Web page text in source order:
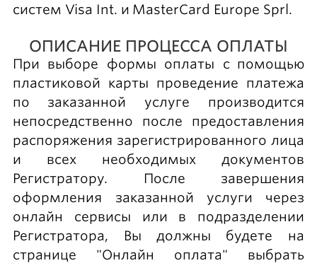
систем Visa Int. и MasterCard Europe Sprl.
ОПИСАНИЕ ПРОЦЕССА ОПЛАТЫ
При выборе формы оплаты с помощью
пластиковой карты проведение платежа
по заказанной услуге производится
непосредственно после предоставления
распоряжения зарегистрированного лица
и всех необходимых документов
Регистратору. После завершения
оформления заказанной услуги через
онлайн сервисы или в подразделении
Регистратора, Вы должны будете на
странице "Онлайн оплата" выбрать